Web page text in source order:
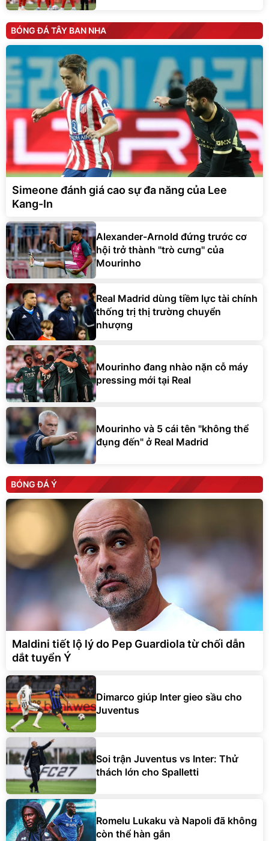
BÓNG ĐÁ TÂY BAN NHA
Simeone đánh giá cao sự đa năng của Lee
Kang-In
Alexander-Arnold đứng trước cơ
hội trở thành ''trò cưng'' của
Mourinho
Real Madrid dùng tiềm lực tài chính
thống trị thị trường chuyển
nhượng
Mourinho đang nhào nặn cỗ máy
pressing mới tại Real
Mourinho và 5 cái tên "không thể
đụng đến" ở Real Madrid
BÓNG ĐÁ Ý
Maldini tiết lộ lý do Pep Guardiola từ chối dẫn
dắt tuyển Ý
Dimarco giúp Inter gieo sầu cho
Juventus
Soi trận Juventus vs Inter: Thử
thách lớn cho Spalletti
Romelu Lukaku và Napoli đã không
còn thể hàn gắn